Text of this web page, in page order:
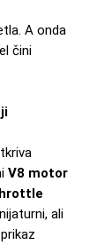
A onda
čini
V8 motor
ali